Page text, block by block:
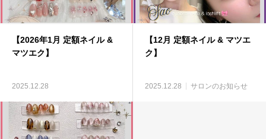
【2026年1月 定額ネイル &
マツエク】
2025.12.28
【12月 定額ネイル & マツエ
ク】
2025.12.28 サロンのお知らせ